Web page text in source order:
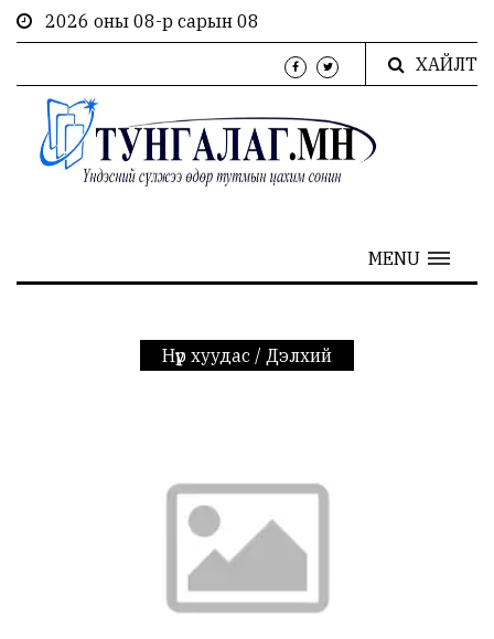
2026 оны 08-р сарын 08
ХАЙЛТ
MENU
Нүүр хуудас / Дэлхий